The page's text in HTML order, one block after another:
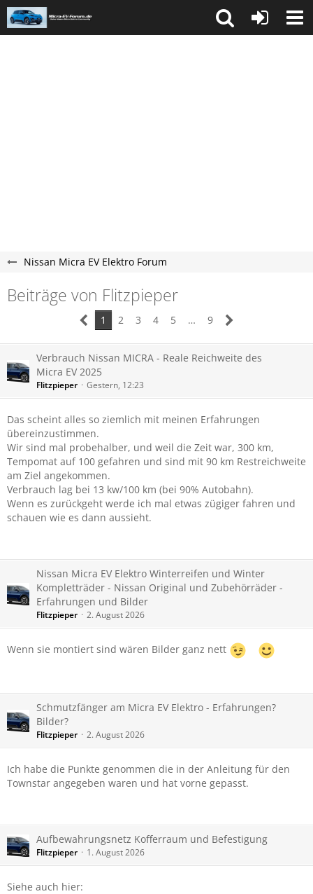
Nissan Micra EV Elektro Forum
Beiträge von Flitzpieper
1 2 3 4 5 … 9
Verbrauch Nissan MICRA - Reale Reichweite des
Micra EV 2025
Flitzpieper Gestern, 12:23
Das scheint alles so ziemlich mit meinen Erfahrungen
übereinzustimmen.
Wir sind mal probehalber, und weil die Zeit war, 300 km,
Tempomat auf 100 gefahren und sind mit 90 km Restreichweite
am Ziel angekommen.
Verbrauch lag bei 13 kw/100 km (bei 90% Autobahn).
Wenn es zurückgeht werde ich mal etwas zügiger fahren und
schauen wie es dann aussieht.
Nissan Micra EV Elektro Winterreifen und Winter
Kompletträder - Nissan Original und Zubehörräder -
Erfahrungen und Bilder
Flitzpieper 2. August 2026
Wenn sie montiert sind wären Bilder ganz nett
Schmutzfänger am Micra EV Elektro - Erfahrungen?
Bilder?
Flitzpieper 2. August 2026
Ich habe die Punkte genommen die in der Anleitung für den
Townstar angegeben waren und hat vorne gepasst.
Aufbewahrungsnetz Kofferraum und Befestigung
Flitzpieper 1. August 2026
Siehe auch hier: